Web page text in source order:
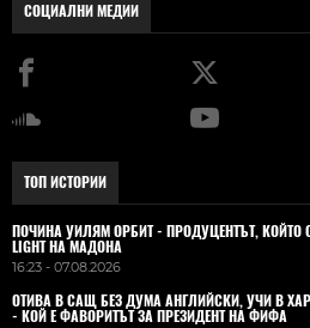
СОЦИАЛНИ МЕДИИ
ТОП ИСТОРИИ
ПОЧИНА УИЛЯМ ОРБИТ - ПРОДУЦЕНТЪТ, КОЙТО
LIGHT НА МАДОНА
16:23 - 07.08.2026
ОТИВА В САЩ БЕЗ ДУМА АНГЛИЙСКИ, УЧИ В
- КОЙ Е ФАВОРИТЪТ ЗА ПРЕЗИДЕНТ НА ФИФА